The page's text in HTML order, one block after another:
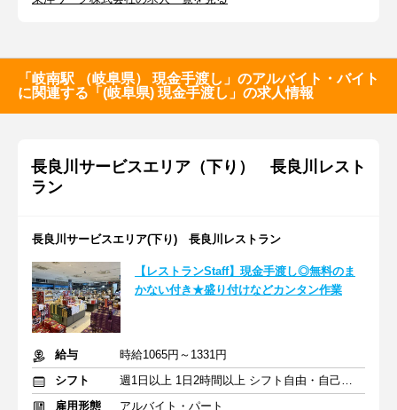
「岐南駅 （岐阜県） 現金手渡し」のアルバイト・バイト
に関連する「(岐阜県) 現金手渡し」の求人情報
長良川サービスエリア（下り） 長良川レスト
ラン
長良川サービスエリア(下り) 長良川レストラン
【レストランStaff】現金手渡し◎無料のま
かない付き★盛り付けなどカンタン作業
給与
時給1065円～1331円
シフト
週1日以上 1日2時間以上 シフト自由・自己申告
雇用形態
アルバイト・パート